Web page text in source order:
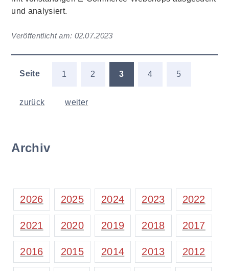
und analysiert.
Veröffentlicht am: 02.07.2023
Seite 1 2 3 4 5
zurück weiter
Archiv
2026 2025 2024 2023 2022
2021 2020 2019 2018 2017
2016 2015 2014 2013 2012